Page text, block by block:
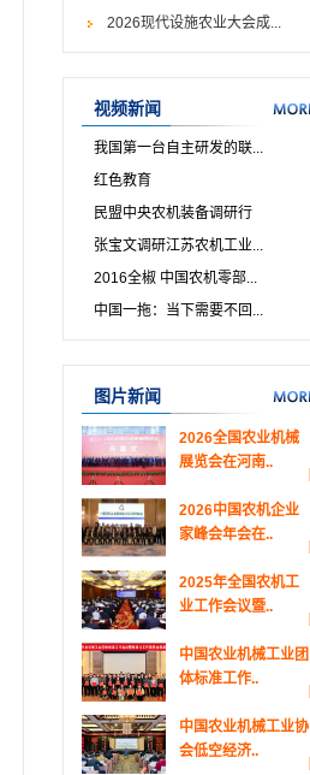
2026现代设施农业大会成...
视频新闻
我国第一台自主研发的联...
红色教育
民盟中央农机装备调研行
张宝文调研江苏农机工业...
2016全椒 中国农机零部...
中国一拖：当下需要不回...
图片新闻
2026全国农业机械
展览会在河南..
2026中国农机企业
家峰会年会在..
2025年全国农机工
业工作会议暨..
中国农业机械工业团
体标准工作..
中国农业机械工业协
会低空经济..